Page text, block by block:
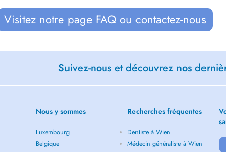
Visitez notre page FAQ ou contactez-nous
Suivez-nous et découvrez nos
Nous y sommes
Luxembourg
Belgique
Recherches fréquentes
Dentiste à Wien
Médecin généraliste à Wien